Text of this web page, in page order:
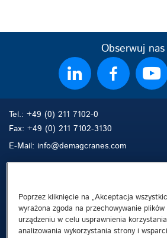
Obserwuj nas
Tel.: +49 (0) 211 7102-0
Fax: +49 (0) 211 7102-3130
E-Mail: info@demagcranes.com
Informacje o firmie
Sitemap Szukaj
Poprzez kliknięcie na „Akceptacja
wyrażona zgoda na przechowywanie
urządzeniu w celu usprawnienia
analizowania wykorzystania strony i